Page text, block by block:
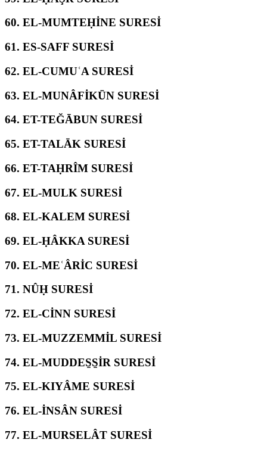
60. EL-MUMTEḤİNE SURESİ
61. ES-SAFF SURESİ
62. EL-CUMUʿA SURESİ
63. EL-MUNÂFİKŪN SURESİ
64. ET-TEĞĀBUN SURESİ
65. ET-TALĀK SURESİ
66. ET-TAḤRÎM SURESİ
67. EL-MULK SURESİ
68. EL-KALEM SURESİ
69. EL-ḤÂKKA SURESİ
70. EL-MEʿÂRİC SURESİ
71. NÛḤ SURESİ
72. EL-CİNN SURESİ
73. EL-MUZZEMMİL SURESİ
74. EL-MUDDES̱S̱İR SURESİ
75. EL-KIYÂME SURESİ
76. EL-İNSÂN SURESİ
77. EL-MURSELÂT SURESİ